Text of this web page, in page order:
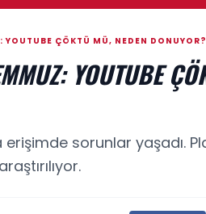
ÇÖKTÜ MÜ, NEDEN DONUYOR?
YOUTUBE
erişimde sorunlar yaşadı.